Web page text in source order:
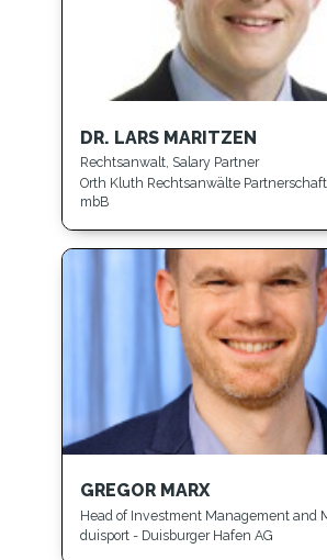
DR. LARS MARITZEN
Rechtsanwalt, Salary Partner
Orth Kluth Rechtsanwälte
mbB
GREGOR MARX
Head of Investment Management and
duisport - Duisburger Hafen AG